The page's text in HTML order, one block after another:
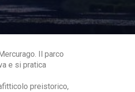
Il parco
e si pratica
preistorico,